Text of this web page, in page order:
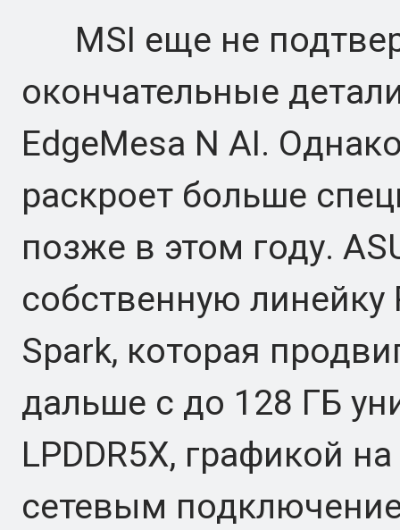
MSI еще не
окончательные
EdgeMesa N AI.
раскроет больше
позже в этом году.
собственную линейку
Spark, которая
дальше с до 128 ГБ
LPDDR5X, графикой
сетевым